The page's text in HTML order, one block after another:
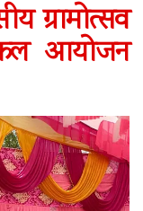
ग्रामोत्सव
आयोजन